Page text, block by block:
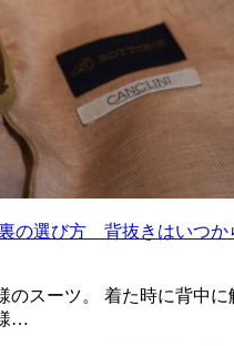
の選び方 背抜きはいつか
のスーツ。 着た時に背中に
…